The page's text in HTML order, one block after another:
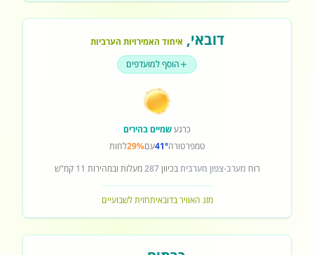
דובאי, איחוד האמירויות הערביות
הוסף למועדפים
כרגעשמיים בהירים
טמפרטורה41°עם29%לחות
רוח מערב-צפון מערביתבכיוון287מעלות ובמהירות 11 קמ"ש
מזג האוויר בדובאיתחזית לשבועיים